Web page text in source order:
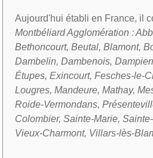
Aujourd'hui établi en France, il
Montbéliard Agglomération :
Bethoncourt, Beutal, Blamont,
Dambelin, Dambenois,
Étupes, Exincourt, Fesches-le-
Lougres, Mandeure, Mathay,
Roide-Vermondans,
Colombier, Sainte-Marie,
Vieux-Charmont, Villars-lès-